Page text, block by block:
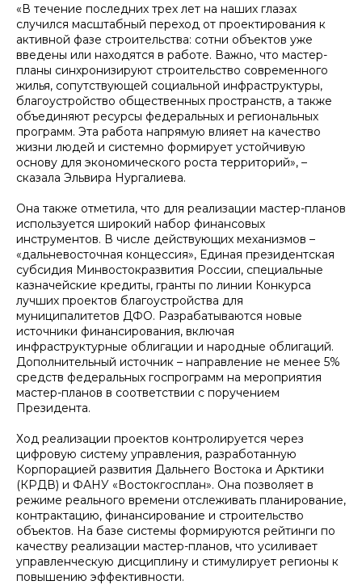
«В течение последних трех лет на наших глазах
случился масштабный переход от проектирования к
активной фазе строительства: сотни объектов уже
введены или находятся в работе. Важно, что мастер-
планы синхронизируют строительство современного
жилья, сопутствующей социальной инфраструктуры,
благоустройство общественных пространств, а также
объединяют ресурсы федеральных и региональных
программ. Эта работа напрямую влияет на качество
жизни людей и системно формирует устойчивую
основу для экономического роста территорий», –
сказала Эльвира Нургалиева.
Она также отметила, что для реализации мастер-планов
используется широкий набор финансовых
инструментов. В числе действующих механизмов –
«дальневосточная концессия», Единая президентская
субсидия Минвостокразвития России, специальные
казначейские кредиты, гранты по линии Конкурса
лучших проектов благоустройства для
муниципалитетов ДФО. Разрабатываются новые
источники финансирования, включая
инфраструктурные облигации и народные облигаций.
Дополнительный источник – направление не менее 5%
средств федеральных госпрограмм на мероприятия
мастер-планов в соответствии с поручением
Президента.
Ход реализации проектов контролируется через
цифровую систему управления, разработанную
Корпорацией развития Дальнего Востока и Арктики
(КРДВ) и ФАНУ «Востокгосплан». Она позволяет в
режиме реального времени отслеживать планирование,
контрактацию, финансирование и строительство
объектов. На базе системы формируются рейтинги по
качеству реализации мастер-планов, что усиливает
управленческую дисциплину и стимулирует регионы к
повышению эффективности.